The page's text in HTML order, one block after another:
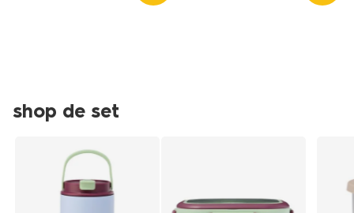
shop de set